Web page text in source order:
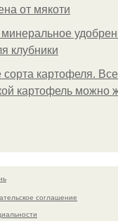
от мякоти
клубники
картофеля.
картофель можно
соглашение